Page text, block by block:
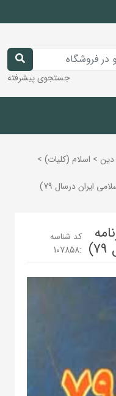
جستجوی پیشرفته
دين > اسلام (كليات) >
کد شناسه
:
107858